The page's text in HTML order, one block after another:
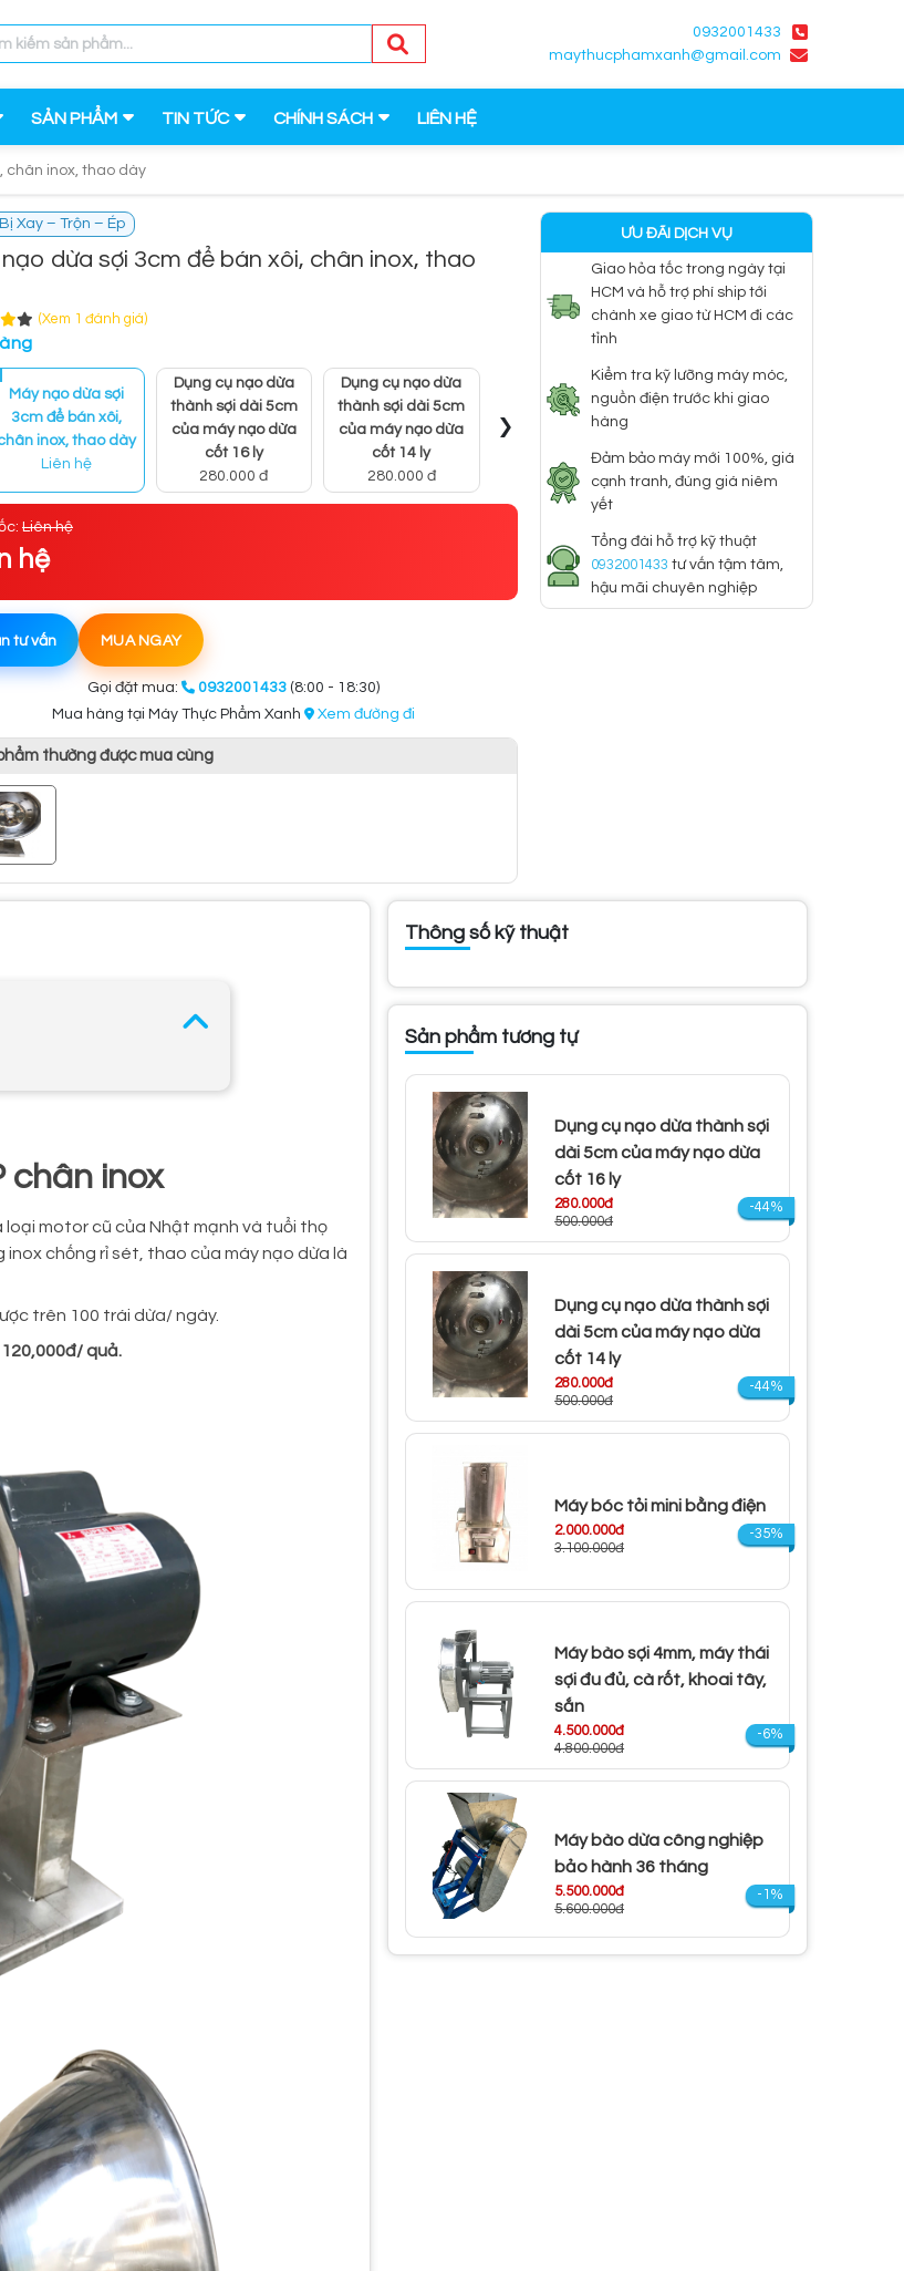
0932001433
maythucphamxanh@gmail.com
SẢN PHẨM TIN TỨC CHÍNH SÁCH LIÊN HỆ
chân inox, thao dày
Xay – Trộn – Ép
dừa sợi 3cm để bán xôi, chân inox, thao
(Xem 1 đánh giá)
Máy nạo dừa sợi
3cm để bán xôi,
inox, thao dày
Liên hệ
Dụng cụ nạo dừa
thành sợi dài 5cm
của máy nạo dừa
cốt 16 ly
280.000 đ
Dụng cụ nạo dừa
thành sợi dài 5cm
của máy nạo dừa
cốt 14 ly
280.000 đ
Máy bóc tỏi mini
bằng điện
2.000.000 đ
Máy bào sợi 4mm,
máy thái sợi đu đủ,
sắn
4.500.000 đ
›
Liên hệ
hệ
tư vấn MUA NGAY
Gọi đặt mua: 0932001433 (8:00 - 18:30)
Mua hàng tại Máy Thực Phẩm Xanh
Xem đường đi
thường được mua cùng
ƯU ĐÃI DỊCH VỤ
Giao hỏa tốc trong ngày tại
HCM và hỗ trợ phí ship tới
chành xe giao từ HCM đi các
tỉnh
Kiểm tra kỹ lưỡng máy móc,
nguồn điện trước khi giao
hàng
Đảm bảo máy mới 100%, giá
cạnh tranh, đúng giá niêm
yết
Tổng đài hỗ trợ kỹ thuật
0932001433 tư vấn tậm tâm,
hậu mãi chuyên nghiệp
chân inox
loại motor cũ của Nhật mạnh và tuổi thọ
chống rỉ sét, thao của máy nạo dừa là
trên 100 trái dừa/ ngày.
quả.
Thông số kỹ thuật
Sản phẩm tương tự
Dụng cụ nạo dừa thành sợi
dài 5cm của máy nạo dừa
cốt 16 ly
280.000đ
500.000đ
-44%
Dụng cụ nạo dừa thành sợi
dài 5cm của máy nạo dừa
cốt 14 ly
280.000đ
500.000đ
-44%
Máy bóc tỏi mini bằng điện
2.000.000đ
3.100.000đ
-35%
Máy bào sợi 4mm, máy thái
sợi đu đủ, cà rốt, khoai tây,
sắn
4.500.000đ
4.800.000đ
-6%
Máy bào dừa công nghiệp
bảo hành 36 tháng
5.500.000đ
5.600.000đ
-1%